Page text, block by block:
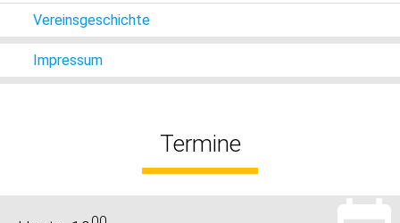
Vereinsgeschichte
Impressum
Termine